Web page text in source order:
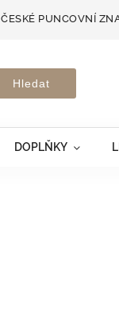
ČESKÉ PUNCOVNÍ
Hledat
DOPLŇKY